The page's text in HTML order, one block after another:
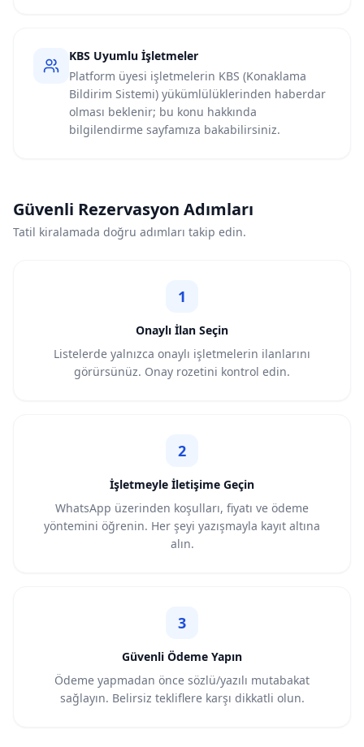
KBS Uyumlu İşletmeler
Platform üyesi işletmelerin KBS (Konaklama
Bildirim Sistemi) yükümlülüklerinden haberdar
olması beklenir; bu konu hakkında
bilgilendirme sayfamıza bakabilirsiniz.
Güvenli Rezervasyon Adımları
Tatil kiralamada doğru adımları takip edin.
1
Onaylı İlan Seçin
Listelerde yalnızca onaylı işletmelerin ilanlarını
görürsünüz. Onay rozetini kontrol edin.
2
İşletmeyle İletişime Geçin
WhatsApp üzerinden koşulları, fiyatı ve ödeme
yöntemini öğrenin. Her şeyi yazışmayla kayıt altına
alın.
3
Güvenli Ödeme Yapın
Ödeme yapmadan önce sözlü/yazılı mutabakat
sağlayın. Belirsiz tekliflere karşı dikkatli olun.